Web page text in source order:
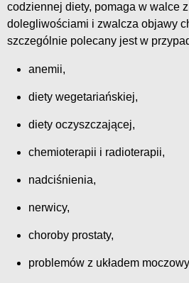
codziennej diety, pomaga w walce
dolegliwościami i zwalcza objawy
szczególnie polecany jest w
anemii,
diety wegetariańskiej,
diety oczyszczającej,
chemioterapii i radioterapii,
nadciśnienia,
nerwicy,
choroby prostaty,
problemów z układem